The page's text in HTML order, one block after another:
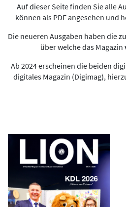
Auf dieser Seite finden Sie alle
können als PDF angesehen und
Die neueren Ausgaben haben die
über welche das Magazin
Ab 2024 erscheinen die beiden
digitales Magazin (Digimag),